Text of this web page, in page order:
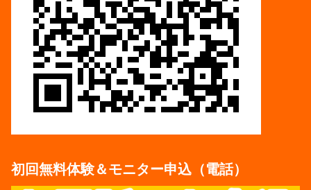
初回無料体験＆モニター申込（電話）